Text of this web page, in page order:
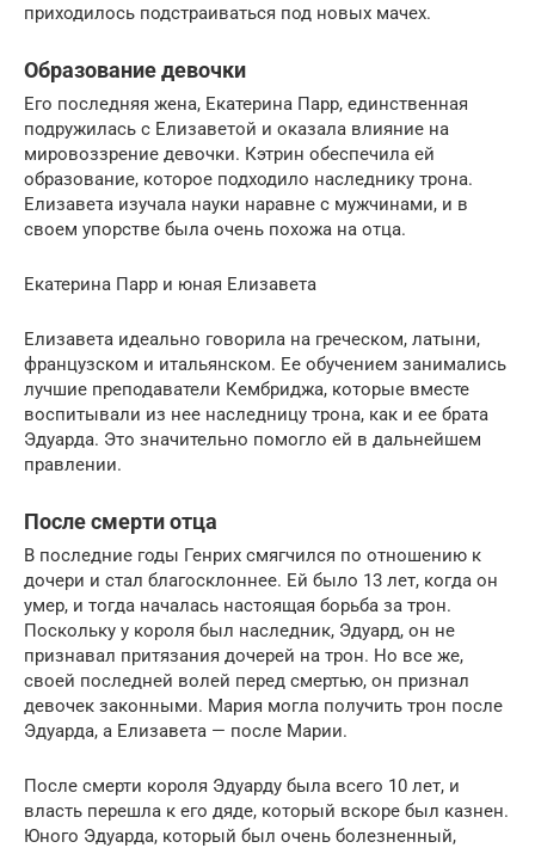
приходилось подстраиваться под новых мачех.
Образование девочки
Его последняя жена, Екатерина Парр, единственная
подружилась с Елизаветой и оказала влияние на
мировоззрение девочки. Кэтрин обеспечила ей
образование, которое подходило наследнику трона.
Елизавета изучала науки наравне с мужчинами, и в
своем упорстве была очень похожа на отца.
Екатерина Парр и юная Елизавета
Елизавета идеально говорила на греческом, латыни,
французском и итальянском. Ее обучением занимались
лучшие преподаватели Кембриджа, которые вместе
воспитывали из нее наследницу трона, как и ее брата
Эдуарда. Это значительно помогло ей в дальнейшем
правлении.
После смерти отца
В последние годы Генрих смягчился по отношению к
дочери и стал благосклоннее. Ей было 13 лет, когда он
умер, и тогда началась настоящая борьба за трон.
Поскольку у короля был наследник, Эдуард, он не
признавал притязания дочерей на трон. Но все же,
своей последней волей перед смертью, он признал
девочек законными. Мария могла получить трон после
Эдуарда, а Елизавета — после Марии.
После смерти короля Эдуарду была всего 10 лет, и
власть перешла к его дяде, который вскоре был казнен.
Юного Эдуарда, который был очень болезненный,